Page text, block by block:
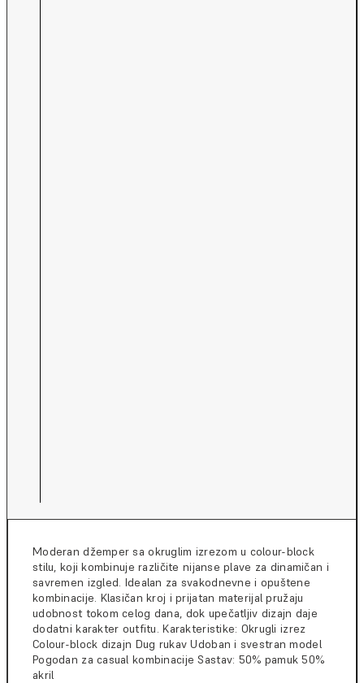
Moderan džemper sa okruglim izrezom u colour-block
stilu, koji kombinuje različite nijanse plave za dinamičan i
savremen izgled. Idealan za svakodnevne i opuštene
kombinacije. Klasičan kroj i prijatan materijal pružaju
udobnost tokom celog dana, dok upečatljiv dizajn daje
dodatni karakter outfitu. Karakteristike: Okrugli izrez
Colour-block dizajn Dug rukav Udoban i svestran model
Pogodan za casual kombinacije Sastav: 50% pamuk 50%
akril